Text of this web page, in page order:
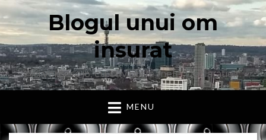
Blogul unui om
insurat
Aici vorbesc io, cu cuvintele mele. Declaratie….
MENU